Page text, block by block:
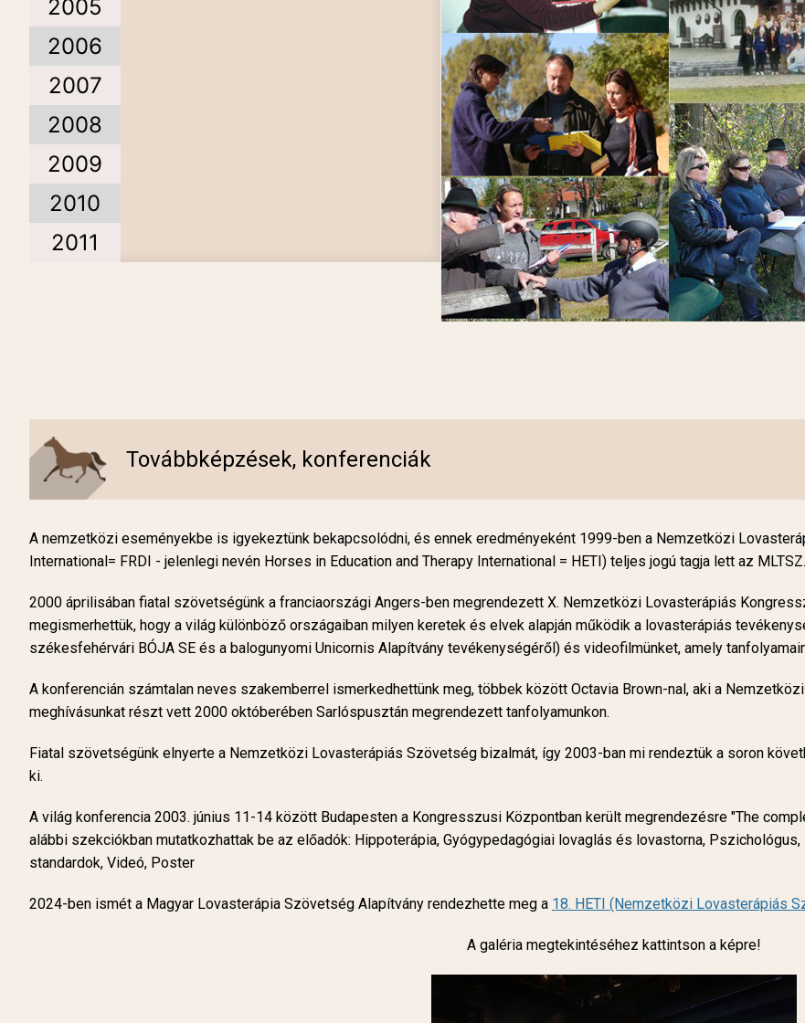
2005
2006
2007
2008
2009
2010
2011
Továbbképzések, konferenciák
A nemzetközi eseményekbe is igyekeztünk bekapcsolódni, és ennek eredményeként 1999-ben a Nemzetközi
International= FRDI - jelenlegi nevén Horses in Education and Therapy International = HETI) teljes jogú tagja lett az MLTSZ.
2000 áprilisában fiatal szövetségünk a franciaországi Angers-ben megrendezett X. Nemzetközi Lovasterápiás
megismerhettük, hogy a világ különböző országaiban milyen keretek és elvek alapján működik a lovasterápiás
székesfehérvári BÓJA SE és a balogunyomi Unicornis Alapítvány tevékenységéről) és videofilmünket, amely
A konferencián számtalan neves szakemberrel ismerkedhettünk meg, többek között Octavia Brown-nal, aki a
meghívásunkat részt vett 2000 októberében Sarlóspusztán megrendezett tanfolyamunkon.
Fiatal szövetségünk elnyerte a Nemzetközi Lovasterápiás Szövetség bizalmát, így 2003-ban mi rendeztük a soron
ki.
A világ konferencia 2003. június 11-14 között Budapesten a Kongresszusi Központban került megrendezésre "The
alábbi szekciókban mutatkozhattak be az előadók: Hippoterápia, Gyógypedagógiai lovaglás és lovastorna,
standardok, Videó, Poster
2024-ben ismét a Magyar Lovasterápia Szövetség Alapítvány rendezhette meg a 18. HETI (Nemzetközi Lovasterápiás
A galéria megtekintéséhez kattintson a képre!